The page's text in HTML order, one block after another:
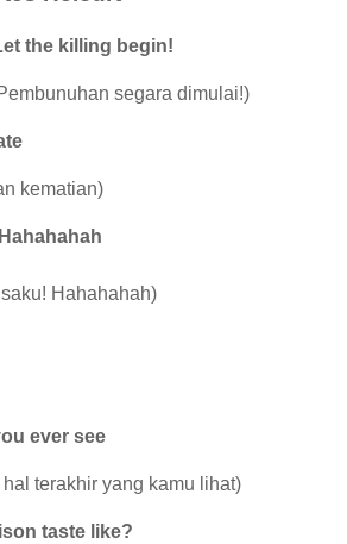
the killing begin!
segara dimulai!)
kematian)
Hahahahah)
ever see
terakhir yang kamu lihat)
taste like?